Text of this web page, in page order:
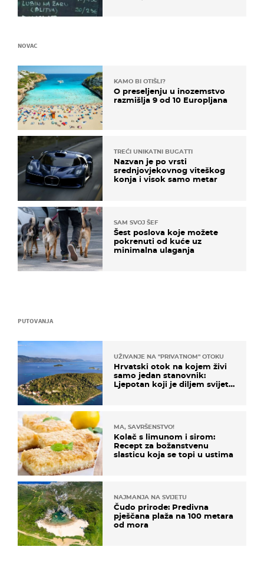
PUTOVANJA
UŽIVANJE NA "PRIVATNOM" OTOKU
Hrvatski otok na kojem živi
samo jedan stanovnik:
Ljepotan koji je diljem svijeta
MA, SAVRŠENSTVO!
Kolač s limunom i sirom:
Recept za božanstvenu
slasticu koja se topi u ustima
NAJMANJA NA SVIJETU
Čudo prirode: Predivna
pješčana plaža na 100 metara
od mora
NOVAC
KAMO BI OTIŠLI?
O preseljenju u inozemstvo
razmišlja 9 od 10 Europljana
TREĆI UNIKATNI BUGATTI
Nazvan je po vrsti
srednjovjekovnog viteškog
konja i visok samo metar
SAM SVOJ ŠEF
Šest poslova koje možete
pokrenuti od kuće uz
minimalna ulaganja